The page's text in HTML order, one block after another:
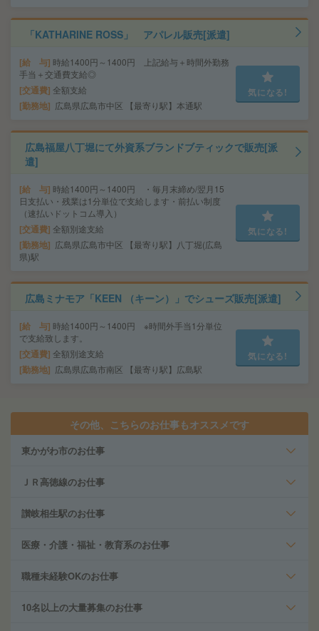
「KATHARINE ROSS」 アパレル販売[派遣]
給 与 時給1400円～1400円 上記給与＋時間外勤務
手当＋交通費支給◎
交通費 全額支給
勤務地 広島県広島市中区 【最寄り駅】本通駅
気になる!
広島福屋八丁堀にて外資系ブランドブティックで販売[派
遣]
給 与 時給1400円～1400円 ・毎月末締め/翌月15
日支払い・残業は1分単位で支給します・前払い制度
（速払いドットコム導入）
交通費 全額別途支給
勤務地
広島県広島市中区 【最寄り駅】八丁堀(広島
県)駅
気になる!
広島ミナモア「KEEN （キーン）」でシューズ販売[派遣]
給 与 時給1400円～1400円 ※時間外手当1分単位
で支給致します。
交通費 全額別途支給
勤務地 広島県広島市南区 【最寄り駅】広島駅
気になる!
その他、こちらのお仕事もオススメです
東かがわ市のお仕事
ＪＲ高徳線のお仕事
讃岐相生駅のお仕事
医療・介護・福祉・教育系のお仕事
職種未経験OKのお仕事
10名以上の大量募集のお仕事